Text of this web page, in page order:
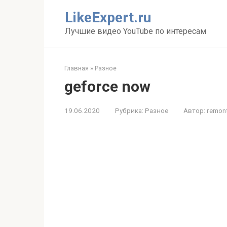
LikeExpert.ru
Лучшие видео YouTube по интересам
Главная » Разное
geforce now
19.06.2020 Рубрика: Разное Автор: